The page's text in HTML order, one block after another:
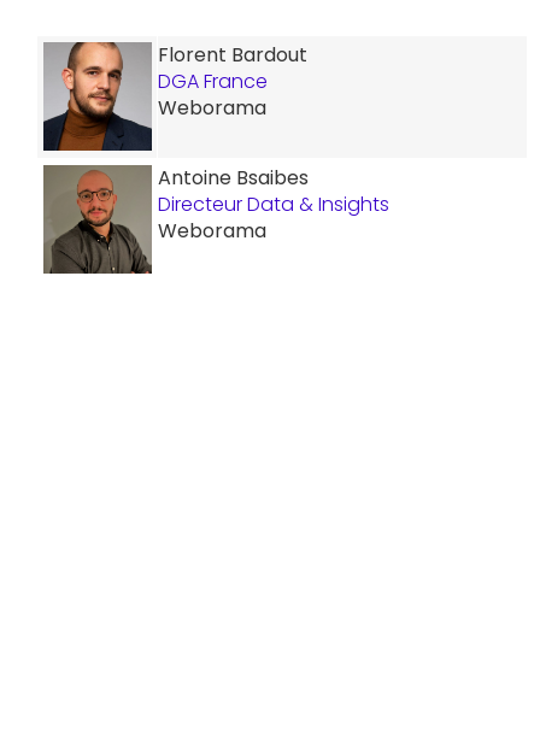
Florent Bardout
DGA France
Weborama
Antoine Bsaibes
Directeur Data & Insights
Weborama